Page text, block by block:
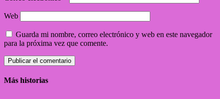
Web
Guarda mi nombre, correo electrónico y web en este navegador
para la próxima vez que comente.
Más historias